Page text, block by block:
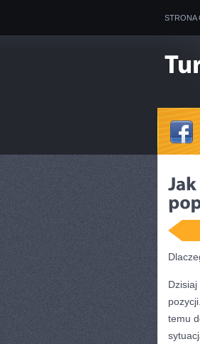
STRONA
temu